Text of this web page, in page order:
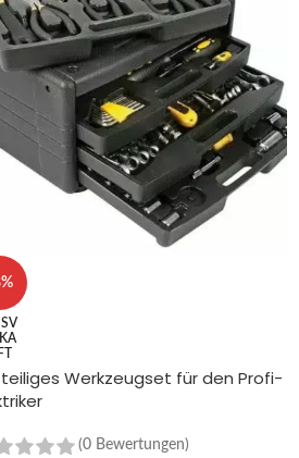
Werkzeugset für den Profi-
(0 Bewertungen)